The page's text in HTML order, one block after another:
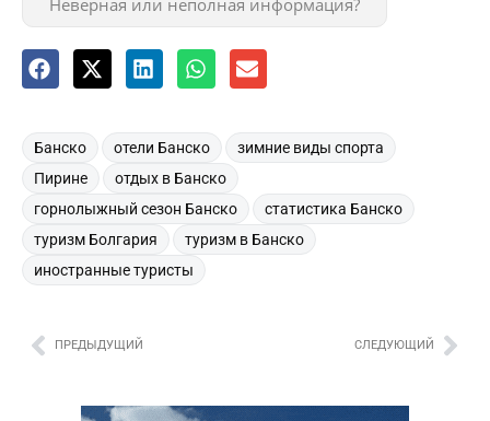
Неверная или неполная информация?
Банско отели Банско зимние виды спорта
Пирине отдых в Банско
горнолыжный сезон Банско статистика Банско
туризм Болгария туризм в Банско
иностранные туристы
ПРЕДЫДУЩИЙ СЛЕДУЮЩИЙ